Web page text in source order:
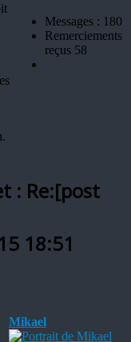
Messages : 180
Remerciements
reçus 58
: Re:[post
18:51
Mikael